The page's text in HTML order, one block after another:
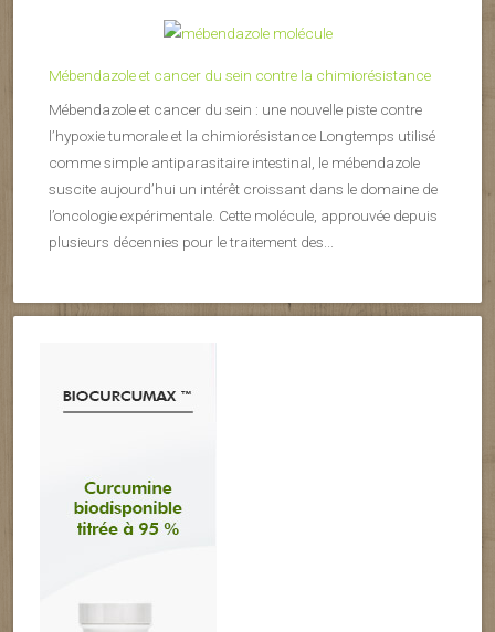
Mébendazole et cancer du sein contre la chimiorésistance
Mébendazole et cancer du sein : une nouvelle piste contre
l’hypoxie tumorale et la chimiorésistance Longtemps utilisé
comme simple antiparasitaire intestinal, le mébendazole
suscite aujourd’hui un intérêt croissant dans le domaine de
l’oncologie expérimentale. Cette molécule, approuvée depuis
plusieurs décennies pour le traitement des...